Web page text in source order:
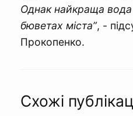
Однак найкраща
бюветах міста”, -
Прокопенко.
Схожі